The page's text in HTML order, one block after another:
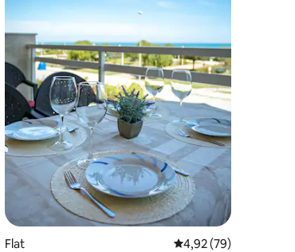
beoordeling van 4,81 op 5, 37 recensies
Flat Gemiddelde
4,92 (79)